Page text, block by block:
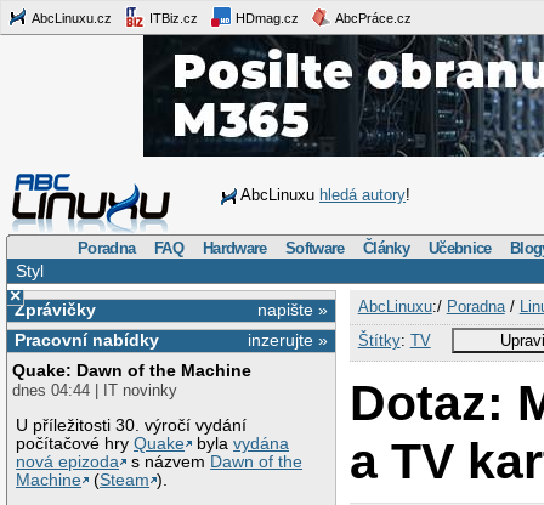
AbcLinuxu.cz ITBiz.cz HDmag.cz AbcPráce.cz
AbcLinuxu hledá autory!
Poradna FAQ Hardware Software Články Učebnice
Styl
×
napište »
Zprávičky
inzerujte »
Pracovní nabídky
Quake: Dawn of the Machine
dnes 04:44 | IT novinky
U příležitosti 30. výročí vydání
počítačové hryQuake bylavydána
nová epizoda
s názvem Dawn of the
Machine
(Steam ).
AbcLinuxu:/ Poradna/
Štítky: TV
Dotaz:
a TV